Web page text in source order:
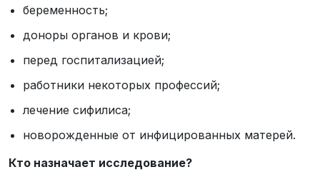
беременность;
доноры органов и крови;
перед госпитализацией;
работники некоторых профессий;
лечение сифилиса;
новорожденные от инфицированных матерей.
Кто назначает исследование?